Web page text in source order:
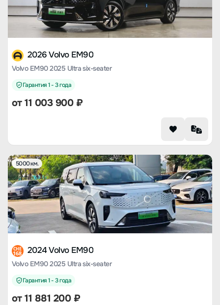
2026 Volvo EM90
Volvo EM90 2025 Ultra six-seater
Гарантия 1 - 3 года
от11 003 900₽
5000 км.
CHE
168 2024 Volvo EM90
Volvo EM90 2025 Ultra six-seater
Гарантия 1 - 3 года
от11 881 200₽